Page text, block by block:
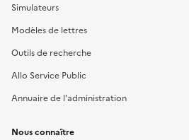
Simulateurs
Modèles de lettres
Outils de recherche
Allo Service Public
Annuaire de l'administration
Nous connaître